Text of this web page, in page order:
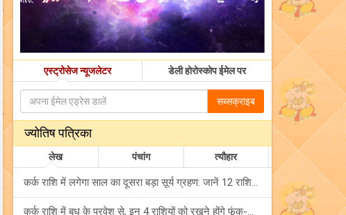
एस्ट्रोसेज न्यूजलेटर डेली होरोस्कोप ईमेल पर
सब्सक्राइब
ज्योतिष पत्रिका
लेख पंचांग त्यौहार
कर्क राशि में लगेगा साल का दूसरा बड़ा सूर्य ग्रहण: जानें 12 राशियों पर शुभ-अशुभ प्रभाव!
कर्क राशि में बुध के प्रवेश से, इन 4 राशियों को रखने होंगे फूंक-फूंक कर कदम!